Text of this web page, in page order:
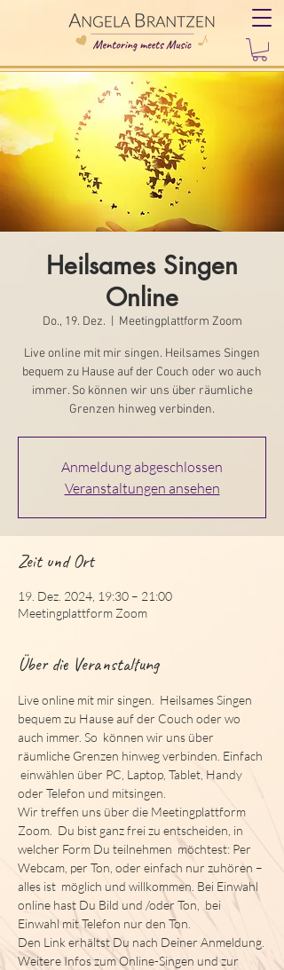
Heilsames Singen
Online
Do., 19. Dez. Meetingplattform Zoom
Live online mit mir singen. Heilsames Singen
bequem zu Hause auf der Couch oder wo auch
immer. So können wir uns über räumliche
Grenzen hinweg verbinden.
Anmeldung abgeschlossen
Veranstaltungen ansehen
Zeit und Ort
19. Dez. 2024, 19:30 – 21:00
Meetingplattform Zoom
Über die Veranstaltung
Live online mit mir singen.  Heilsames Singen
bequem zu Hause auf der Couch oder wo
auch immer. So  können wir uns über
räumliche Grenzen hinweg verbinden. Einfach
einwählen über PC, Laptop, Tablet, Handy
oder Telefon und mitsingen.
Wir treffen uns über die Meetingplattform
Zoom.  Du bist ganz frei zu entscheiden, in
welcher Form Du teilnehmen  möchtest: Per
Webcam, per Ton, oder einfach nur zuhören –
alles ist  möglich und willkommen. Bei Einwahl
online hast Du Bild und /oder Ton,  bei
Einwahl mit Telefon nur den Ton.
Den Link erhältst Du nach Deiner Anmeldung.
Weitere Infos zum Online-Singen und zur